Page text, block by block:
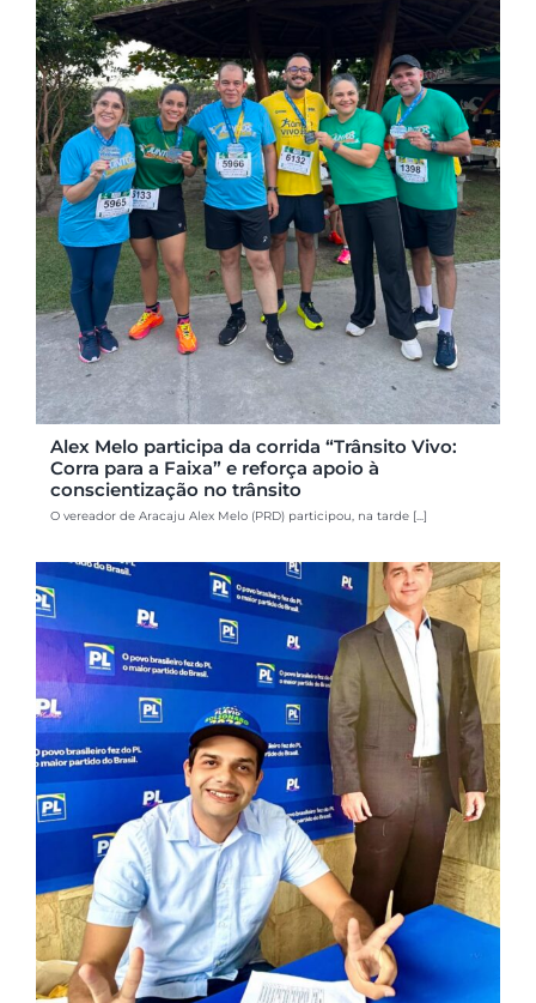
Alex Melo participa da corrida “Trânsito Vivo:
Corra para a Faixa” e reforça apoio à
conscientização no trânsito
O vereador de Aracaju Alex Melo (PRD) participou, na tarde [...]